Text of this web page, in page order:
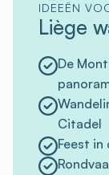
IDEEËN
Liège
De
Citadel
Feest in